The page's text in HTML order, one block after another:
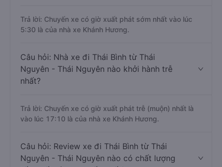
Trả lời: Chuyến xe có giờ xuất phát sớm nhất vào lúc
5:30 là của nhà xe Khánh Hương.
Câu hỏi: Nhà xe đi Thái Bình từ Thái
Nguyên - Thái Nguyên nào khởi hành trễ
nhất?
Trả lời: Chuyến xe có giờ xuất phát trễ (muộn) nhất là
vào lúc 17:10 là của nhà xe Khánh Hương.
Câu hỏi: Review xe đi Thái Bình từ Thái
Nguyên - Thái Nguyên nào có chất lượng